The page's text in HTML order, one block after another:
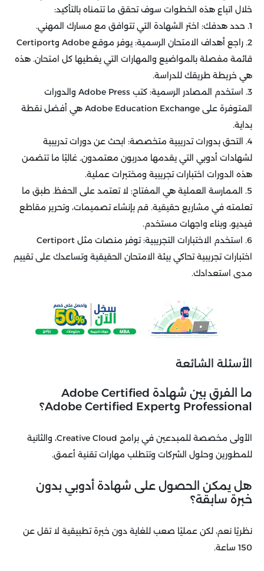
خلال اتباع هذه الخطوات سوف تحقق ما تتمناه بالتأكيد:
1. حدد هدفك: اختر الشهادة التي تتوافق مع مسارك المهني.
2. راجع أهداف الامتحان الرسمية: يوفر موقع Adobe وCertiport
قائمة مفصلة بالمواضيع والمهارات التي يغطيها كل امتحان. هذه
هي خريطة طريقك للدراسة.
3. استخدم المصادر الرسمية: كتب Adobe Press والدورات
المتوفرة على Adobe Education Exchange هي أفضل نقطة
بداية.
4. التحق بدورات تدريبية متخصصة: ابحث عن دورات تدريبية
لشهادات أدوبي التي يقدمها مدربون معتمدون. غالبًا ما تتضمن
هذه الدورات اختبارات تجريبية ومختبرات عملية.
5. الممارسة العملية هي المفتاح: لا تعتمد على الحفظ. طبق ما
تعلمته في مشاريع حقيقية. قم بإنشاء تصميمات، وتحرير مقاطع
فيديو، وبناء واجهات مستخدم.
6. استخدم الاختبارات التجريبية: توفر منصات مثل Certiport
اختبارات تجريبية تحاكي بيئة الامتحان الحقيقية وتساعدك على تقييم
مدى استعدادك.
الأسئلة الشائعة
ما الفرق بين شهادة Adobe Certified
Professional وAdobe Certified Expert؟
الأولى مخصصة للمبدعين في برامج Creative Cloud، والثانية
للمطورين وحلول الشركات وتتطلب مهارات تقنية أعمق.
هل يمكن الحصول على شهادة أدوبي بدون
خبرة سابقة؟
نظريًا نعم، لكن عمليًا صعب للغاية دون خبرة تطبيقية لا تقل عن
150 ساعة.